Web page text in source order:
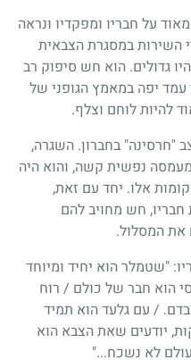
על חבריו ומפקדיו ונראה
השירות במסגרת הצבאית
גדולים. הוא חש סיפוק רב
יפה במאמץ הגופני של
להיות לוחם וצלף.
"חרסינה" בחברון. השגרה,
מעמסה נפשית קשה, והוא היה
אלו. יחד עם זאת,
חש מחויב להם
את המסלול.
"שטמלר הוא יחיד ומיוחד
הוא חבר של כולם / רוח
/ עם גלעד הוא תמיד
יודעים שאת הצבא הוא
לא נשכח..."